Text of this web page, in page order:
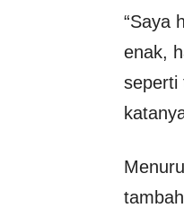
“Saya
enak,
seperti